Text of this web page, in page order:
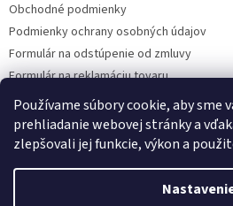
Používame súbory cookie, aby sme
prehliadanie webovej stránky a
zlepšovali jej funkcie, výkon a
Obchodné podmienky
Podmienky ochrany osobných údajov
Formulár na odstúpenie od zmluvy
Formulár na reklamáciu tovaru
Kontakty